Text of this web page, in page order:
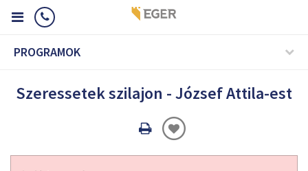
PROGRAMOK
Szeressetek szilajon - József Attila-est
Oldal